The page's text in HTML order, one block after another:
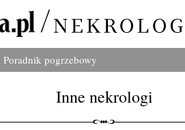
Poradnik pogrzebowy
Inne nekrologi